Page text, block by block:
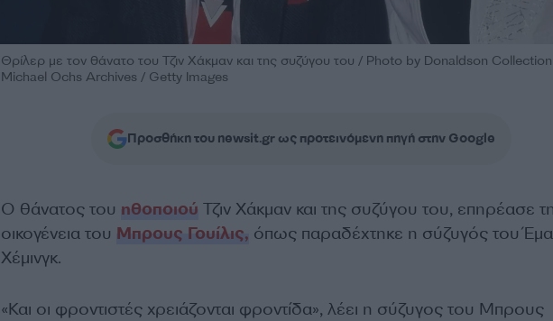
Θρίλερ με τον θάνατο του Τζιν Χάκμαν και της συζύγου του / Photo by Donaldson
Michael Ochs Archives / Getty Images
Προσθήκη του newsit.gr ως προτεινόμενη πηγή στην Google
Ο θάνατος του ηθοποιού Τζιν Χάκμαν και της συζύγου του, επηρέασε
οικογένεια του Μπρους Γουίλις, όπως παραδέχτηκε η σύζυγός του Έμα
Χέμινγκ.
«Και οι φροντιστές χρειάζονται φροντίδα», λέει η σύζυγος του Μπρους